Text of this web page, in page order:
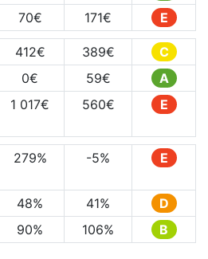
70€ 171€ E
412€ 389€
C
0€ 59€
A
1 017€ 560€ E
279% -5% E
48% 41%
D
90% 106% B